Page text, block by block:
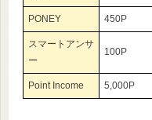
PONEY 450P
スマートアンサ
ー
100P
Point Income 5,000P